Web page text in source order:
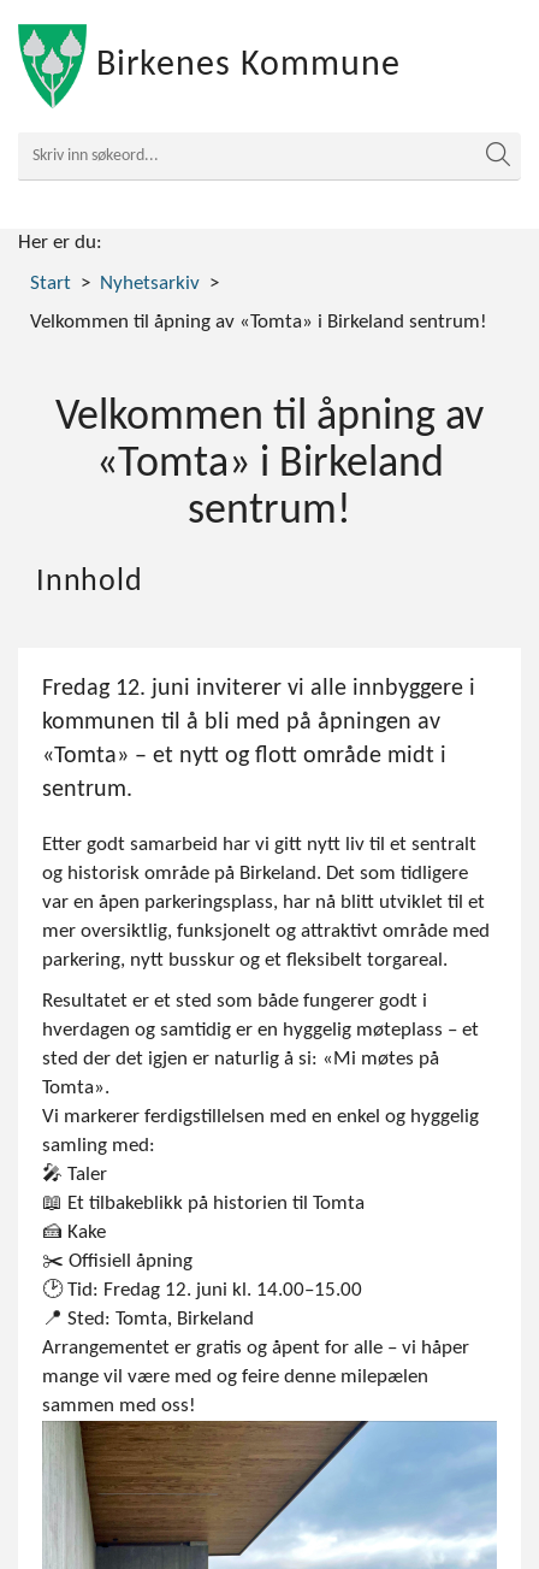
Birkenes Kommune
Her er du:
Start
Nyhetsarkiv
Velkommen til åpning av «Tomta» i Birkeland sentrum!
Velkommen til åpning av
«Tomta» i Birkeland
sentrum!
Innhold
Fredag 12. juni inviterer vi alle innbyggere i
kommunen til å bli med på åpningen av
«Tomta» – et nytt og flott område midt i
sentrum.
Etter godt samarbeid har vi gitt nytt liv til et sentralt
og historisk område på Birkeland. Det som tidligere
var en åpen parkeringsplass, har nå blitt utviklet til et
mer oversiktlig, funksjonelt og attraktivt område med
parkering, nytt busskur og et fleksibelt torgareal.
Resultatet er et sted som både fungerer godt i
hverdagen og samtidig er en hyggelig møteplass – et
sted der det igjen er naturlig å si: «Mi møtes på
Tomta».
Vi markerer ferdigstillelsen med en enkel og hyggelig
samling med:
🎤 Taler
📖 Et tilbakeblikk på historien til Tomta
🍰 Kake
✂️ Offisiell åpning
🕑 Tid: Fredag 12. juni kl. 14.00–15.00
📍 Sted: Tomta, Birkeland
Arrangementet er gratis og åpent for alle – vi håper
mange vil være med og feire denne milepælen
sammen med oss!